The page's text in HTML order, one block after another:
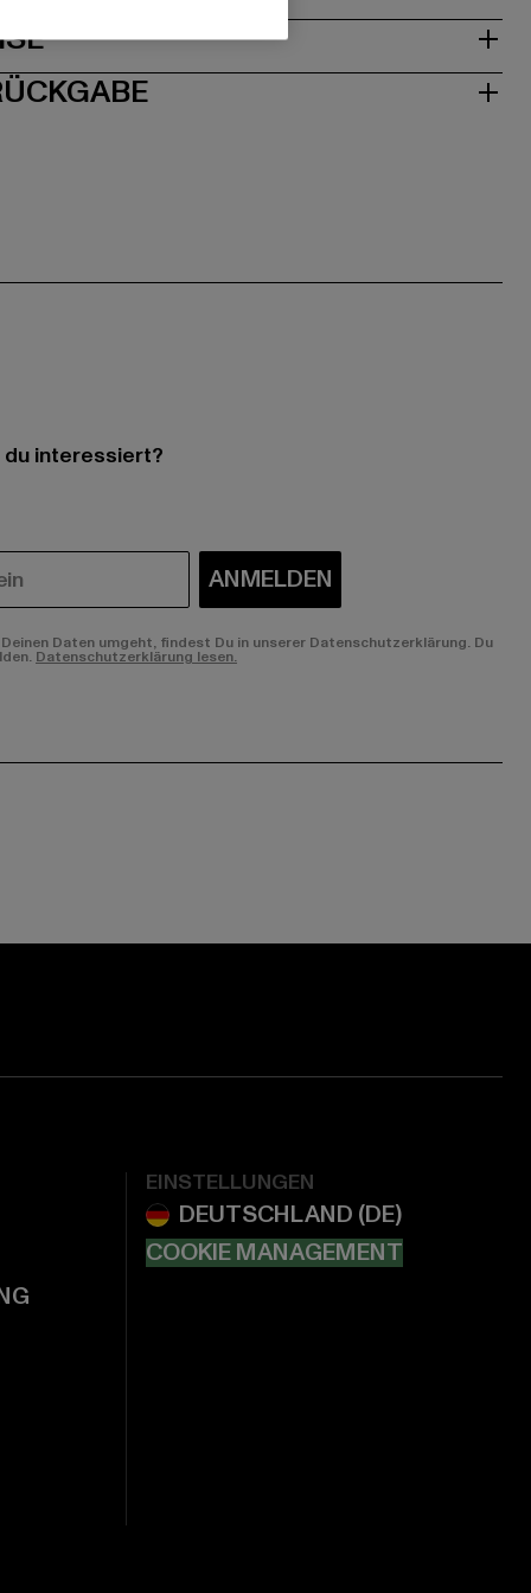
interessiert?
ANMELDEN
Daten umgeht, findest Du in unserer Datenschutzerklärung. Du
Datenschutzerklärung lesen.
EINSTELLUNGEN
COOKIE MANAGEMENT